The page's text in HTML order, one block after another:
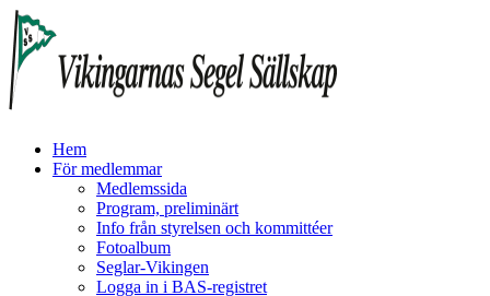
Hem
För medlemmar
Medlemssida
Program, preliminärt
Info från styrelsen och kommittéer
Fotoalbum
Seglar-Vikingen
Logga in i BAS-registret